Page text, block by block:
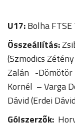
U17:Bolha
Összeállítás:
(Szmodics
Zalán -Dömötör
Kornél – Varga
Dávid (Erdei
Gólszerzők: